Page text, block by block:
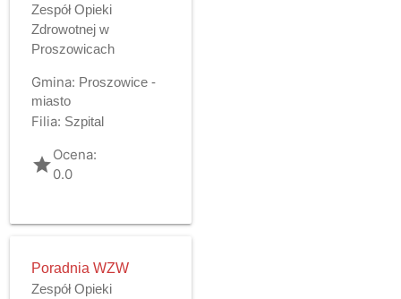
Zespół Opieki
Zdrowotnej w
Proszowicach
Gmina: Proszowice -
miasto
Filia: Szpital
gradeOcena:
0.0
Poradnia WZW
Zespół Opieki